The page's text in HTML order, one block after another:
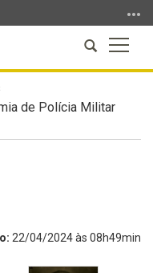
a
Abrir
a
de Polícia Militar
22/04/2024 às 08h49min